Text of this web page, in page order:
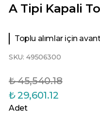
A Tipi Kapali
Toplu alımlar için
SKU: 49506300
₺ 45,540.18
₺ 29,601.12
Adet